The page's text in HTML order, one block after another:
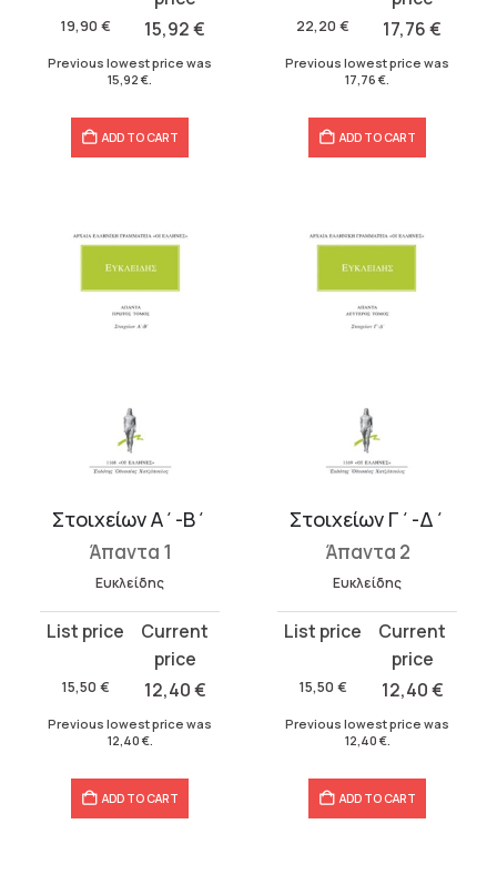
19,90 €
was:
15,92€
Previous lowest price was
15,92 €
ADD TO CART
22,20 €
was:
17,76€
Previous lowest price was
17,76 €
ADD TO CART
Στοιχείων Α΄-Β΄
Άπαντα 1
Ευκλείδης
15,50 €
Original
was:
12,40€
Current
Previous lowest price was
12,40 €.
ADD TO CART
Στοιχείων Γ΄-Δ΄
Άπαντα 2
Ευκλείδης
15,50 €
Original
was:
12,40€
Current
Previous lowest price was
12,40 €.
ADD TO CART